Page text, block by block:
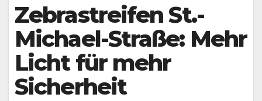
Zebrastreifen St.-
Michael-Straße: Mehr
Licht für mehr
Sicherheit